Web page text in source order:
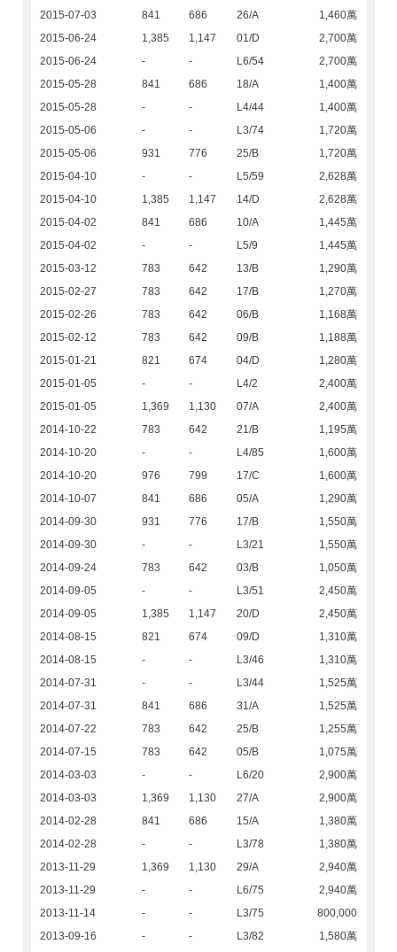
2015-07-03
841 686 26/A
1,460萬
2015-06-24
1,385 1,147 01/D
2,700萬
2015-06-24
- - L6/54
2,700萬
2015-05-28
841 686 18/A
1,400萬
2015-05-28
- - L4/44
1,400萬
2015-05-06
- - L3/74
1,720萬
2015-05-06
931 776 25/B
1,720萬
2015-04-10
- - L5/59
2,628萬
2015-04-10
1,385 1,147 14/D
2,628萬
2015-04-02
841 686 10/A
1,445萬
2015-04-02
- - L5/9
1,445萬
2015-03-12
783 642 13/B
1,290萬
2015-02-27
783 642 17/B
1,270萬
2015-02-26
783 642 06/B
1,168萬
2015-02-12
783 642 09/B
1,188萬
2015-01-21
821 674 04/D
1,280萬
2015-01-05
- - L4/2
2,400萬
2015-01-05
1,369 1,130 07/A
2,400萬
2014-10-22
783 642 21/B
1,195萬
2014-10-20
- - L4/85
1,600萬
2014-10-20
976 799 17/C
1,600萬
2014-10-07
841 686 05/A
1,290萬
2014-09-30
931 776 17/B
1,550萬
2014-09-30
- - L3/21
1,550萬
2014-09-24
783 642 03/B
1,050萬
2014-09-05
- - L3/51
2,450萬
2014-09-05
1,385 1,147 20/D
2,450萬
2014-08-15
821 674 09/D
1,310萬
2014-08-15
- - L3/46
1,310萬
2014-07-31
- - L3/44
1,525萬
2014-07-31
841 686 31/A
1,525萬
2014-07-22
783 642 25/B
1,255萬
2014-07-15
783 642 05/B
1,075萬
2014-03-03
- - L6/20
2,900萬
2014-03-03
1,369 1,130 27/A
2,900萬
2014-02-28
841 686 15/A
1,380萬
2014-02-28
- - L3/78
1,380萬
2013-11-29
1,369 1,130 29/A
2,940萬
2013-11-29
- - L6/75
2,940萬
2013-11-14
- - L3/75
800,000
2013-09-16
- - L3/82
1,580萬